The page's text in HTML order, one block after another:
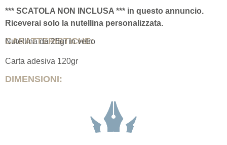
*** SCATOLA NON INCLUSA *** in questo annuncio.
Riceverai solo la nutellina personalizzata.
CARATTERISTICHE:
Nutellina da 25gr in vetro
Carta adesiva 120gr
DIMENSIONI: